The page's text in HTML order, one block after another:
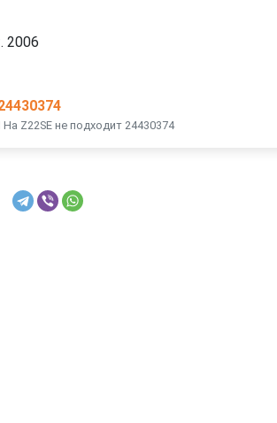
2006
Z22SE не подходит 24430374